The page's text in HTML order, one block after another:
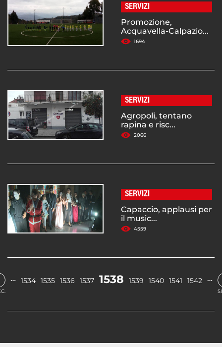
SERVIZI
Promozione,
Acquavella-Calpazio...
1694
SERVIZI
Agropoli, tentano
rapina e risc...
2066
SERVIZI
Capaccio, applausi per
il music...
4559
… 1534 1535 1536 1537 1538 1539 1540 1541 1542 …